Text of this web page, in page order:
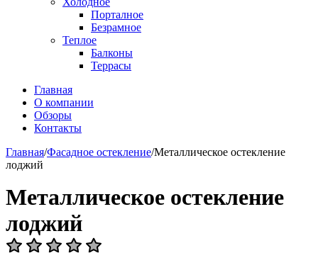
Порталное
Безрамное
Теплое
Балконы
Террасы
Главная
О компании
Обзоры
Контакты
Главная/Фасадное остекление/Металлическое остекление
лоджий
Металлическое остекление
лоджий